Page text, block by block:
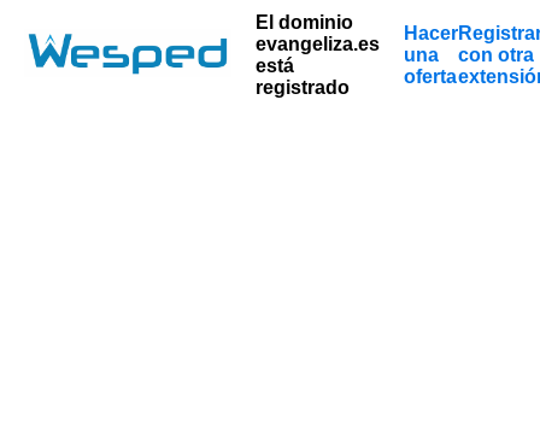
El dominio
evangeliza.es
está
registrado
Hacer
una
oferta
con otra